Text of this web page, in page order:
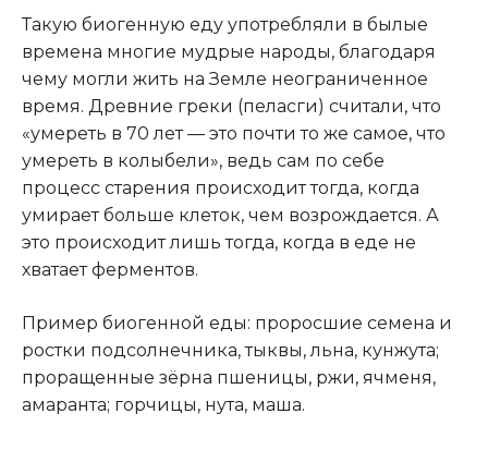
Такую биогенную еду употребляли в былые
времена многие мудрые народы, благодаря
чему могли жить на Земле неограниченное
время. Древние греки (пеласги) считали, что
«умереть в 70 лет — это почти то же самое, что
умереть в колыбели», ведь сам по себе
процесс старения происходит тогда, когда
умирает больше клеток, чем возрождается. А
это происходит лишь тогда, когда в еде не
хватает ферментов.
Пример биогенной еды: проросшие семена и
ростки подсолнечника, тыквы, льна, кунжута;
проращенные зёрна пшеницы, ржи, ячменя,
амаранта; горчицы, нута, маша.